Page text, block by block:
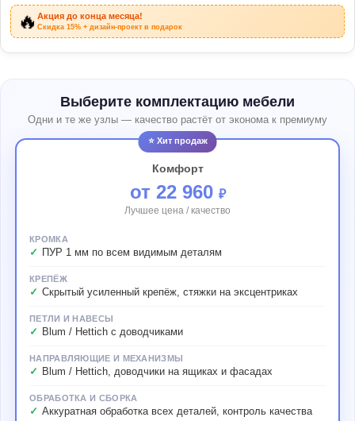
🔥Акция до конца месяца!
Скидка 15% + дизайн-проект в подарок
Выберите комплектацию мебели
Одни и те же узлы — качество растёт от эконома к премиуму
⭐ Хит продаж
Комфорт
от 22 960 ₽
Лучшее цена / качество
КРОМКА
ПУР 1 мм по всем видимым деталям
КРЕПЁЖ
Скрытый усиленный крепёж, стяжки на эксцентриках
ПЕТЛИ И НАВЕСЫ
Blum / Hettich с доводчиками
НАПРАВЛЯЮЩИЕ И МЕХАНИЗМЫ
Blum / Hettich, доводчики на ящиках и фасадах
ОБРАБОТКА И СБОРКА
Аккуратная обработка всех деталей, контроль качества